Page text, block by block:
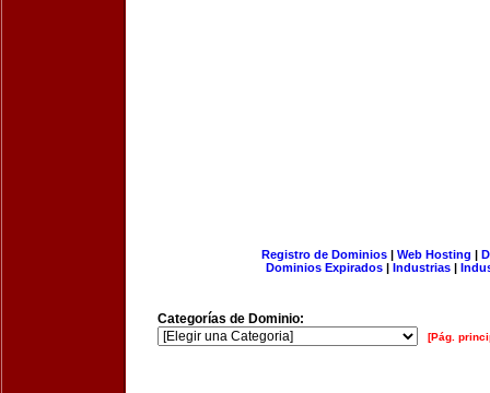
Registro de Dominios| Web Hosting |
Dominios Expirados | Industrias |
Categorías de Dominio:
[Pág.